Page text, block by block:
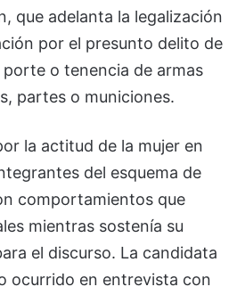
que adelanta la legalización
por el presunto delito de
o tenencia de armas
partes o municiones.
la actitud de la mujer en
del esquema de
comportamientos que
mientras sostenía su
el discurso. La candidata
ocurrido en entrevista con